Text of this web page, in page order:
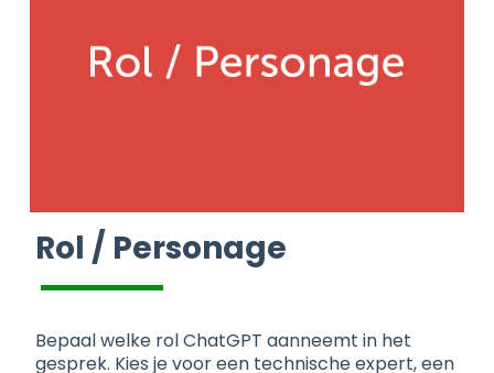
Rol / Personage
Bepaal welke rol ChatGPT aanneemt in het
gesprek. Kies je voor een technische expert, een